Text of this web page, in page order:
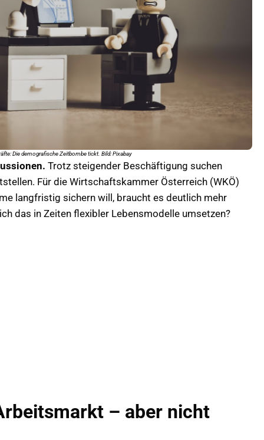
Die demografische Zeitbombe tickt. Bild: Pixabay
Trotz steigender Beschäftigung suchen
Für die Wirtschaftskammer Österreich (WKÖ)
langfristig sichern will, braucht es deutlich mehr
das in Zeiten flexibler Lebensmodelle umsetzen?
– aber nicht